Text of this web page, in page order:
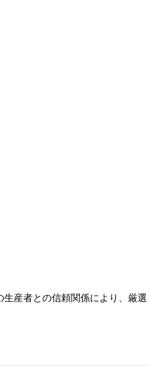
生産者との信頼関係により、厳選